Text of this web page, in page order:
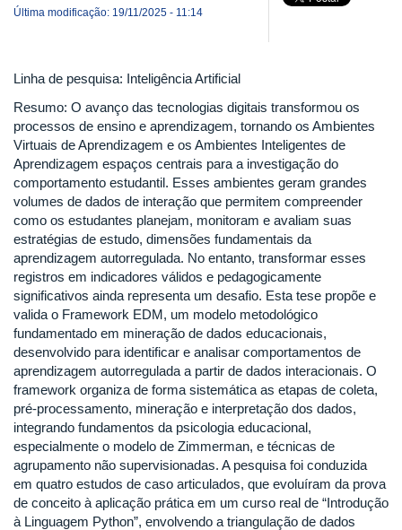
Última modificação: 19/11/2025 - 11:14
Linha de pesquisa: Inteligência Artificial
Resumo: O avanço das tecnologias digitais transformou os
processos de ensino e aprendizagem, tornando os Ambientes
Virtuais de Aprendizagem e os Ambientes Inteligentes de
Aprendizagem espaços centrais para a investigação do
comportamento estudantil. Esses ambientes geram grandes
volumes de dados de interação que permitem compreender
como os estudantes planejam, monitoram e avaliam suas
estratégias de estudo, dimensões fundamentais da
aprendizagem autorregulada. No entanto, transformar esses
registros em indicadores válidos e pedagogicamente
significativos ainda representa um desafio. Esta tese propõe e
valida o Framework EDM, um modelo metodológico
fundamentado em mineração de dados educacionais,
desenvolvido para identificar e analisar comportamentos de
aprendizagem autorregulada a partir de dados interacionais. O
framework organiza de forma sistemática as etapas de coleta,
pré-processamento, mineração e interpretação dos dados,
integrando fundamentos da psicologia educacional,
especialmente o modelo de Zimmerman, e técnicas de
agrupamento não supervisionadas. A pesquisa foi conduzida
em quatro estudos de caso articulados, que evoluíram da prova
de conceito à aplicação prática em um curso real de “Introdução
à Linguagem Python”, envolvendo a triangulação de dados